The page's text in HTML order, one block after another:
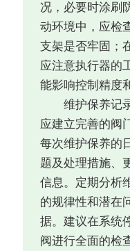
况，必要时涂刷
动环境中，应检
支架是否牢固；
应注意执行器的
能影响控制精度
维护保养记
应建立完善的阀
每次维护保养的
题及处理措施、
信息。定期分析
的规律性和潜在
据。建议在系统
阀进行全面的检